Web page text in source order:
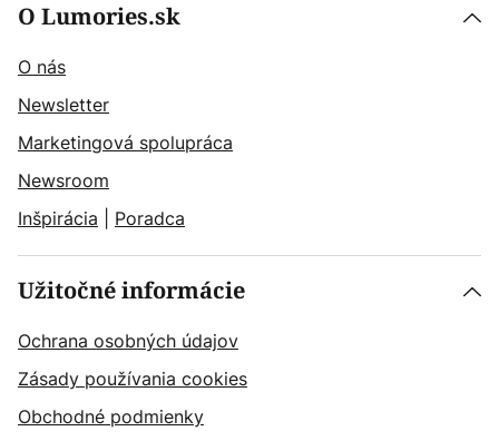
O Lumories.sk
O nás
Newsletter
Marketingová spolupráca
Newsroom
Inšpirácia
Poradca
Užitočné informácie
Ochrana osobných údajov
Zásady používania cookies
Obchodné podmienky